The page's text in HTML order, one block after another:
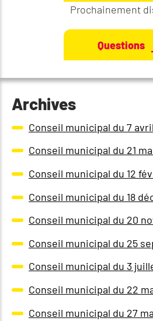
Prochainement
Questions
Archives
Conseil municipal du 7
Conseil municipal du 21
Conseil municipal du 12
Conseil municipal du 18
Conseil municipal du 20
Conseil municipal du 25
Conseil municipal du 3
Conseil municipal du 22
Conseil municipal du 27